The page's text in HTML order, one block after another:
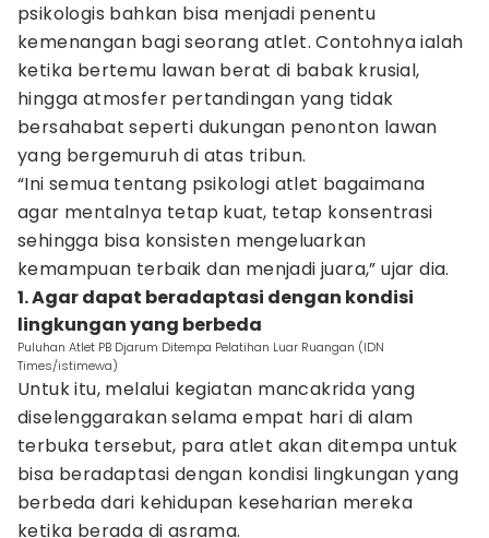
psikologis bahkan bisa menjadi penentu
kemenangan bagi seorang atlet. Contohnya ialah
ketika bertemu lawan berat di babak krusial,
hingga atmosfer pertandingan yang tidak
bersahabat seperti dukungan penonton lawan
yang bergemuruh di atas tribun.
“Ini semua tentang psikologi atlet bagaimana
agar mentalnya tetap kuat, tetap konsentrasi
sehingga bisa konsisten mengeluarkan
kemampuan terbaik dan menjadi juara,” ujar dia.
1. Agar dapat beradaptasi dengan kondisi
lingkungan yang berbeda
Puluhan Atlet PB Djarum Ditempa Pelatihan Luar Ruangan (IDN
Times/istimewa)
Untuk itu, melalui kegiatan mancakrida yang
diselenggarakan selama empat hari di alam
terbuka tersebut, para atlet akan ditempa untuk
bisa beradaptasi dengan kondisi lingkungan yang
berbeda dari kehidupan keseharian mereka
ketika berada di asrama.